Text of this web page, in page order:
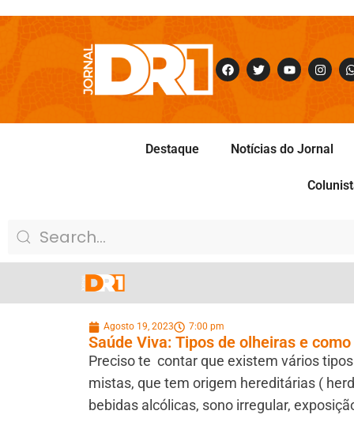
Destaque Notícias do Jornal
Agosto 19, 2023 7:00 pm
Saúde Viva: Tipos de olheiras e
Preciso te contar que existem vários
mistas, que tem origem hereditárias (
bebidas alcólicas, sono irregular,